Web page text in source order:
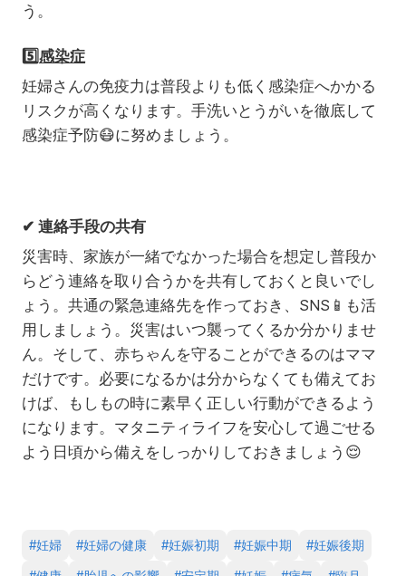
う。
5️⃣感染症
妊婦さんの免疫力は普段よりも低く感染症へかかる
リスクが高くなります。手洗いとうがいを徹底して
感染症予防😷に努めましょう。
✔ 連絡手段の共有
災害時、家族が一緒でなかった場合を想定し普段か
らどう連絡を取り合うかを共有しておくと良いでし
ょう。共通の緊急連絡先を作っておき、SNS📱も活
用しましょう。災害はいつ襲ってくるか分かりませ
ん。そして、赤ちゃんを守ることができるのはママ
だけです。必要になるかは分からなくても備えてお
けば、もしもの時に素早く正しい行動ができるよう
になります。マタニティライフを安心して過ごせる
よう日頃から備えをしっかりしておきましょう 😌
#妊婦 #妊婦の健康 #妊娠初期 #妊娠中期 #妊娠後期